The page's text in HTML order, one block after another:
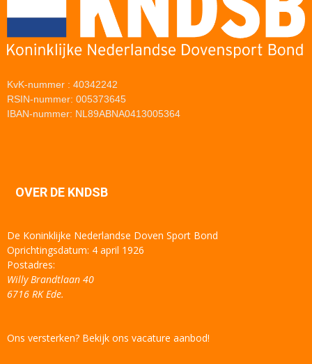
KvK-nummer : 40342242
RSIN-nummer: 005373645
IBAN-nummer: NL89ABNA0413005364
OVER DE KNDSB
De Koninklijke Nederlandse Doven Sport Bond
Oprichtingsdatum: 4 april 1926
Postadres:
Willy Brandtlaan 40
6716 RK Ede.
Ons versterken? Bekijk ons vacature aanbod!